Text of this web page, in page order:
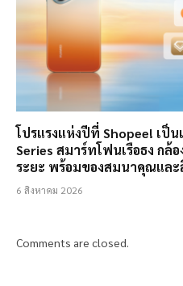
โปรแรงแห่งปีที่ Shopee! เป็น
Series สมาร์ทโฟนเรือธง กล้
ระยะ พร้อมของสมนาคุณแล
6 สิงหาคม 2026
Comments are closed.